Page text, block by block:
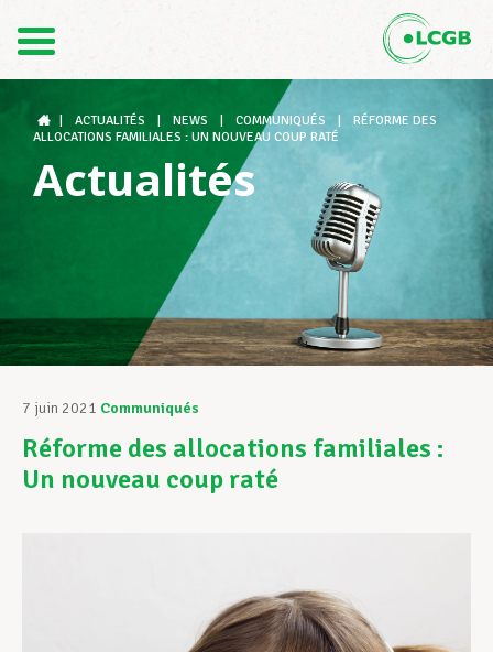
DE
Le LCGB
Structures syndicales
Assistance au Travail
Vos droits
Développement professionnel
ACTUALITÉS NEWS COMMUNIQUÉS
RÉFORME DES
ALLOCATIONS FAMILIALES : UN NOUVEAU COUP RATÉ
Actualités
7 juin 2021 Communiqués
Réforme des allocations familiales :
Un nouveau coup raté